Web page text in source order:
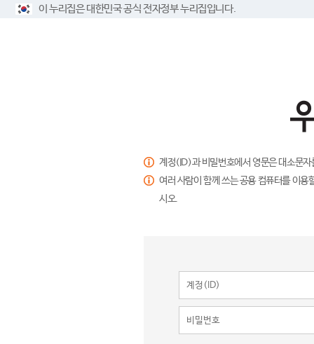
이 누리집은 대한민국 공식 전자정부 누리집입니다.
계정(ID)과 비밀번호에서 영문은 대소문
여러 사람이 함께 쓰는 공용 컴퓨터를 이
시오.